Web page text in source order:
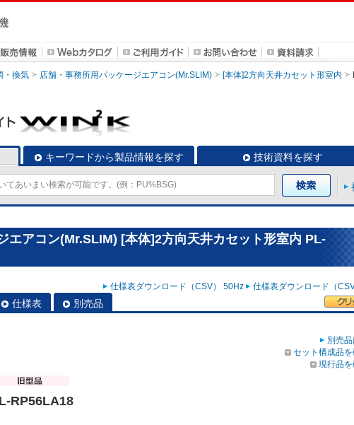
・換気 店舗・事務所用パッケージエアコン(Mr.SLIM) [本体]2方向天井カセット形室内
キーワードから製品情報を探す 技術資料を探す
エアコン(Mr.SLIM) [本体]2方向天井カセット形室内 PL-
仕様表ダウンロード（CSV） 50Hz 仕様表ダウンロード（
仕様表 別売品
別売
セット構成品
現行品
RP56LA18